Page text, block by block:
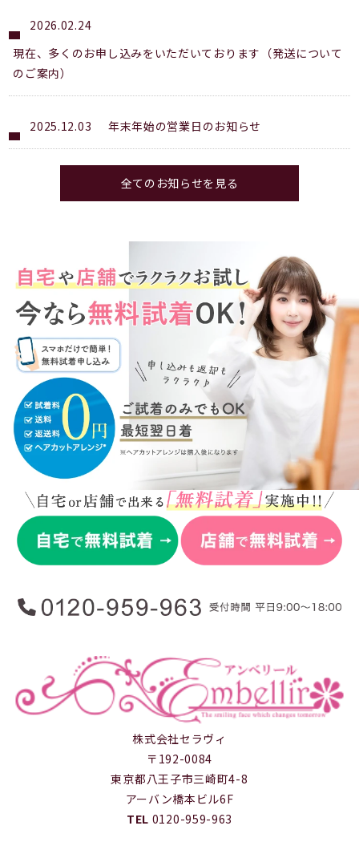
2026.02.24
現在、多くのお申し込みをいただいております（発送について
のご案内）
2025.12.03 年末年始の営業日のお知らせ
全てのお知らせを見る
株式会社セラヴィ
〒192-0084
東京都八王子市三崎町4-8
アーバン橋本ビル6F
TEL 0120-959-963